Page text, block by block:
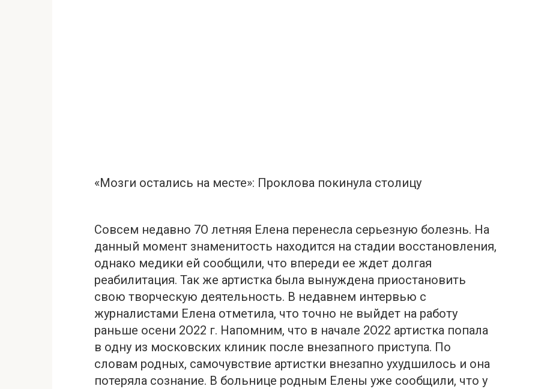
«Мозги остались на месте»: Проклова покинула столицу
Совсем недавно 7О летняя Елена перенесла серьезную болезнь. На
данный момент знаменитость находится на стадии восстановления,
однако медики ей сообщили, что впереди ее ждет долгая
реабилитация. Так же артистка была вынуждена приостановить
свою творческую деятельность. В недавнем интервью с
журналистами Елена отметила, что точно не выйдет на работу
раньше осени 2О22 г. Напомним, что в начале 2О22 артистка попала
в одну из московских клиник после внезапного приступа. По
словам родных, самочувствие артистки внезапно ухудшилось и она
потеряла сознание. В больнице родным Елены уже сообщили, что у